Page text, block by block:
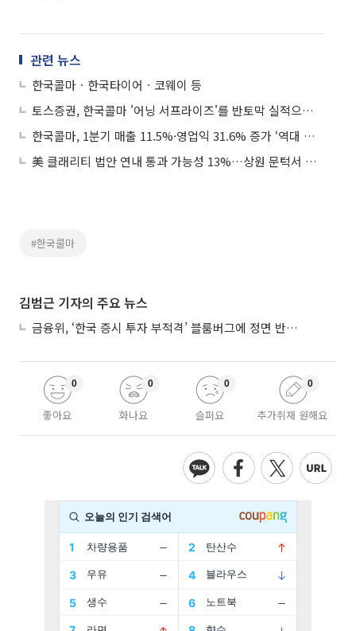
관련 뉴스
한국콜마ㆍ한국타이어ㆍ코웨이 등
토스증권, 한국콜마 '어닝 서프라이즈'를 반토막 실적으로 표기⋯“알림 믿고 팔았는데”
한국콜마, 1분기 매출 11.5%·영업익 31.6% 증가 ‘역대 분기 최대’
美 클래리티 법안 연내 통과 가능성 13%…상원 문턱서 제동
#한국콜마
김범근 기자의 주요 뉴스
금융위, ‘한국 증시 투자 부적격’ 블룸버그에 정면 반박…“근거 불분명”
좋아요
0
화나요
0
슬퍼요
0
추가취재 원해요
0